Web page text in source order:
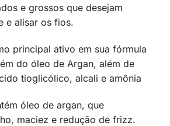
e grossos que desejam
e alisar os fios.
principal ativo em sua fórmula
do óleo de Argan, além de
tioglicólico, alcali e amônia
óleo de argan, que
maciez e redução de frizz.